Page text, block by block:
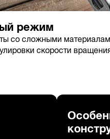
режим
со сложными
скорости